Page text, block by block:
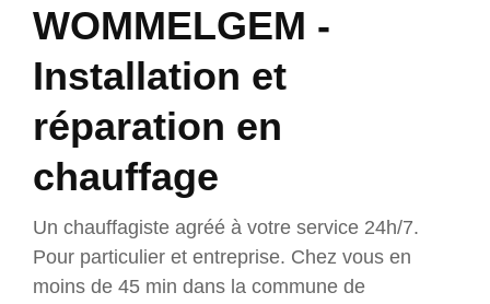
WOMMELGEM -
Installation et
réparation en
chauffage
Un chauffagiste agréé à votre service 24h/7.
Pour particulier et entreprise. Chez vous en
moins de 45 min dans la commune de